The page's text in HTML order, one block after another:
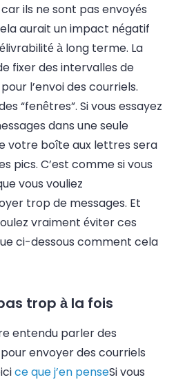
ils ne sont pas envoyés
aurait un impact négatif
à long terme. La
fixer des intervalles de
l’envoi des courriels.
“fenêtres”. Si vous essayez
dans une seule
votre boîte aux lettres sera
pics. C’est comme si vous
vous vouliez
trop de messages. Et
vraiment éviter ces
ci-dessous comment cela
trop à la fois
entendu parler des
envoyer des courriels
ce que j’en penseSi vous